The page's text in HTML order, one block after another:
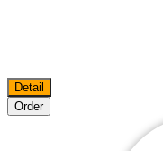
Detail
Order